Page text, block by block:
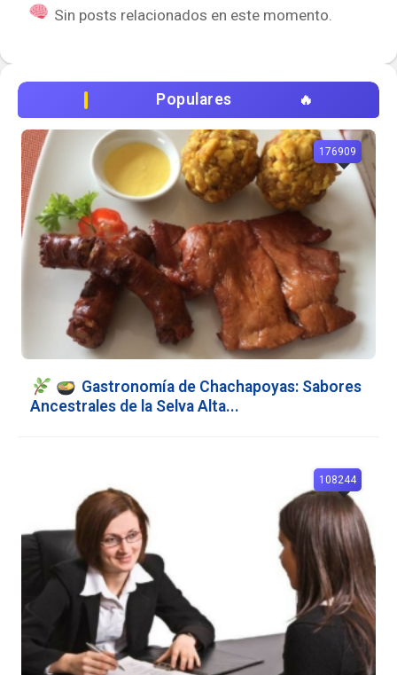
Sin posts relacionados en este momento.
Populares
Gastronomía de Chachapoyas: Sabores
Ancestrales de la Selva Alta...
176909
108244